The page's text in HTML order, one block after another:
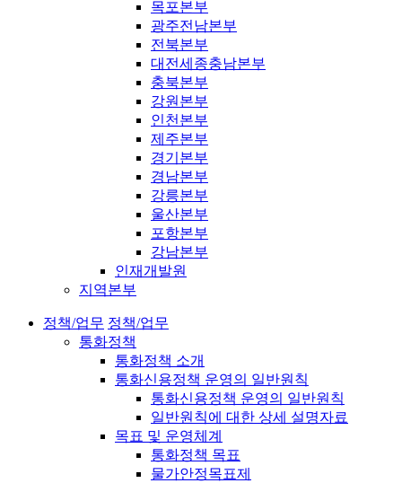
목포본부
광주전남본부
전북본부
대전세종충남본부
충북본부
강원본부
인천본부
제주본부
경기본부
경남본부
강릉본부
울산본부
포항본부
강남본부
인재개발원
지역본부
정책/업무 정책/업무
통화정책
통화정책 소개
통화신용정책 운영의 일반원칙
통화신용정책 운영의 일반원칙
일반원칙에 대한 상세 설명자료
목표 및 운영체계
통화정책 목표
물가안정목표제